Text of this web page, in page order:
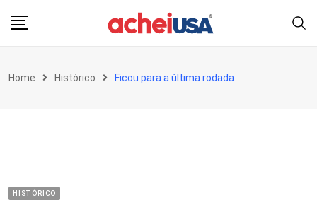
Home Histórico Ficou para a última rodada
HISTÓRICO